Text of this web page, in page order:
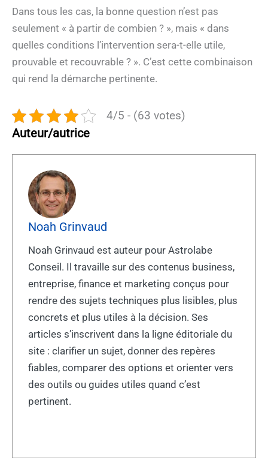
Dans tous les cas, la bonne question n’est pas
seulement « à partir de combien ? », mais « dans
quelles conditions l’intervention sera-t-elle utile,
prouvable et recouvrable ? ». C’est cette combinaison
qui rend la démarche pertinente.
4/5 - (63 votes)
Auteur/autrice
Noah Grinvaud
Noah Grinvaud est auteur pour Astrolabe
Conseil. Il travaille sur des contenus business,
entreprise, finance et marketing conçus pour
rendre des sujets techniques plus lisibles, plus
concrets et plus utiles à la décision. Ses
articles s’inscrivent dans la ligne éditoriale du
site : clarifier un sujet, donner des repères
fiables, comparer des options et orienter vers
des outils ou guides utiles quand c’est
pertinent.